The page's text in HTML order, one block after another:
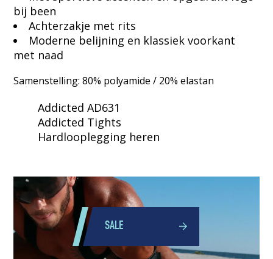
bij been
Achterzakje met rits
Moderne belijning en klassiek voorkant
met naad
Samenstelling: 80% polyamide / 20% elastan
Addicted AD631
Addicted Tights
Hardlooplegging heren
SALE